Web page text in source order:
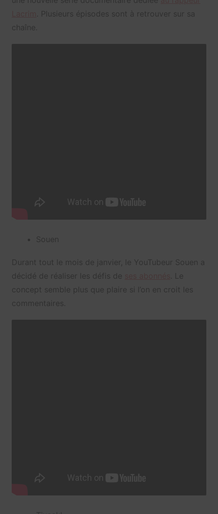
. Plusieurs épisodes sont à retrouver sur sa
chaîne.
Souen
Durant tout le mois de janvier, le YouTubeur Souen a
décidé de réaliser les défis de
. Le
concept semble plus que plaire si l’on en croit les
commentaires.